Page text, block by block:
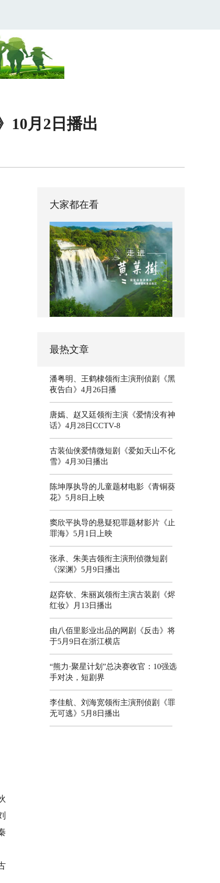
10月2日播出
大家都在看
最热文章
潘粤明、王鹤棣领衔主演刑侦剧《黑
夜告白》4月26日播
唐嫣、赵又廷领衔主演《爱情没有神
话》4月28日CCTV-8
古装仙侠爱情微短剧《爱如天山不化
雪》4月30日播出
陈坤厚执导的儿童题材电影《青铜葵
花》5月8日上映
窦欣平执导的悬疑犯罪题材影片《止
罪海》5月1日上映
张承、朱美吉领衔主演刑侦微短剧
《深渊》5月9日播出
赵弈钦、朱丽岚领衔主演古装剧《烬
红妆》月13日播出
由八佰里影业出品的网剧《反击》将
于5月9日在浙江横店
“熊力·聚星计划”总决赛收官：10强选
手对决，短剧界
李佳航、刘海宽领衔主演刑侦剧《罪
无可逃》5月8日播出